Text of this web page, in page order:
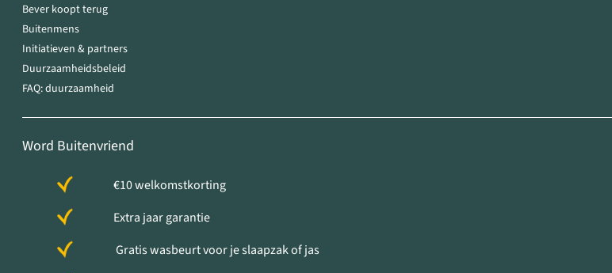
Bever koopt terug
Buitenmens
Initiatieven & partners
Duurzaamheidsbeleid
FAQ: duurzaamheid
Word Buitenvriend
€10 welkomstkorting
Extra jaar garantie
Gratis wasbeurt voor je slaapzak of jas